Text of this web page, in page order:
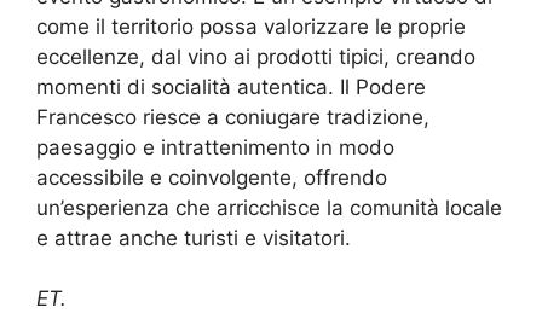
come il territorio possa valorizzare le proprie
eccellenze, dal vino ai prodotti tipici, creando
momenti di socialità autentica. Il Podere
Francesco riesce a coniugare tradizione,
paesaggio e intrattenimento in modo
accessibile e coinvolgente, offrendo
un’esperienza che arricchisce la comunità locale
e attrae anche turisti e visitatori.
ET.